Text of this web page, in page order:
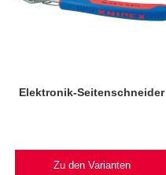
Elektronik-Seitenschneider
Zu den Varianten